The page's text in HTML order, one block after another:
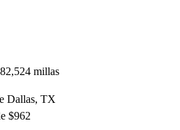
82,524 millas
Dallas, TX
$962